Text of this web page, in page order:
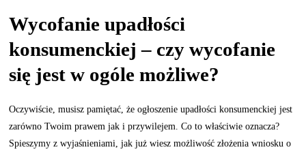
Wycofanie upadłości
konsumenckiej – czy wycofanie
się jest w ogóle możliwe?
Oczywiście, musisz pamiętać, że ogłoszenie upadłości konsumenckiej jest
zarówno Twoim prawem jak i przywilejem. Co to właściwie oznacza?
Spieszymy z wyjaśnieniami, jak już wiesz możliwość złożenia wniosku o